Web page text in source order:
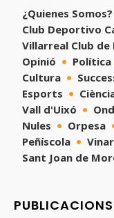
¿Quienes Somos?
Club Deportivo
Villarreal Club de
Opinió
Política
Cultura
Esports
Vall d'Uixó
Nules
Orpesa
Peñíscola
Sant Joan de
PUBLICACIONS